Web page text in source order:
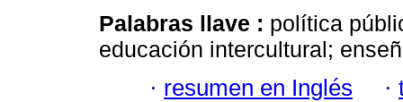
Palabras llave : política
educación intercultural;
· resumen en Inglés ·